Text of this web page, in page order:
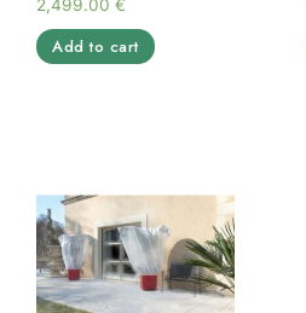
2,499.00 €
Add to cart